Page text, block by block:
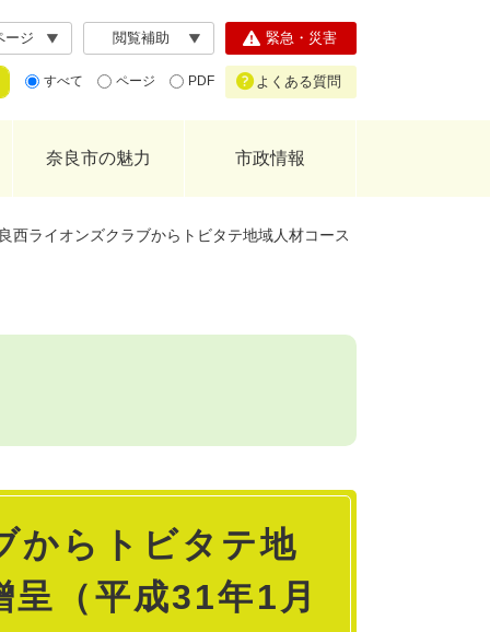
ージ 閲覧補助
すべて ページ PDF
緊急・災害
よくある質問
奈良市の魅力 市政情報
西ライオンズクラブからトビタテ地域人材コース
からトビタテ地
（平成31年1月